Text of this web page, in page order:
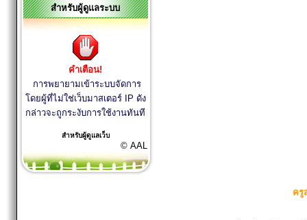
สำหรับผู้ดูแลระบบ
คำเตือน!
การพยายามเข้าระบบจัดการ
โดยผู้ที่ไม่ใช่เว็บมาสเตอร์ IP ดัง
กล่าวจะถูกระงับการใช้งานทันที
สำหรับผู้ดูแลเว็บ
© AAL
ครู